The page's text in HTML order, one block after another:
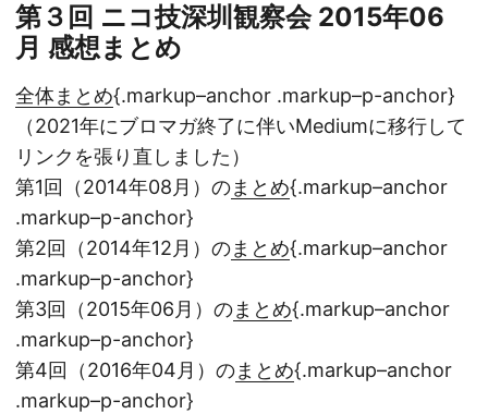
第３回 ニコ技深圳観察会 2015年06
月 感想まとめ
全体まとめ{.markup–anchor .markup–p-anchor}
（2021年にブロマガ終了に伴いMediumに移行して
リンクを張り直しました）
第1回（2014年08月）のまとめ{.markup–anchor
.markup–p-anchor}
第2回（2014年12月）のまとめ{.markup–anchor
.markup–p-anchor}
第3回（2015年06月）のまとめ{.markup–anchor
.markup–p-anchor}
第4回（2016年04月）のまとめ{.markup–anchor
.markup–p-anchor}